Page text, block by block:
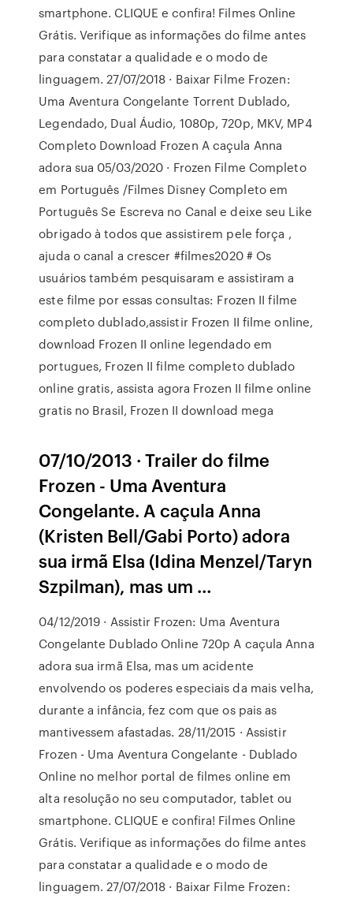
smartphone. CLIQUE e confira! Filmes Online
Grátis. Verifique as informações do filme antes
para constatar a qualidade e o modo de
linguagem. 27/07/2018 · Baixar Filme Frozen:
Uma Aventura Congelante Torrent Dublado,
Legendado, Dual Áudio, 1080p, 720p, MKV, MP4
Completo Download Frozen A caçula Anna
adora sua 05/03/2020 · Frozen Filme Completo
em Português /Filmes Disney Completo em
Português Se Escreva no Canal e deixe seu Like
obrigado à todos que assistirem pele força ,
ajuda o canal a crescer #filmes2020 # Os
usuários também pesquisaram e assistiram a
este filme por essas consultas: Frozen II filme
completo dublado,assistir Frozen II filme online,
download Frozen II online legendado em
portugues, Frozen II filme completo dublado
online gratis, assista agora Frozen II filme online
gratis no Brasil, Frozen II download mega
07/10/2013 · Trailer do filme
Frozen - Uma Aventura
Congelante. A caçula Anna
(Kristen Bell/Gabi Porto) adora
sua irmã Elsa (Idina Menzel/Taryn
Szpilman), mas um …
04/12/2019 · Assistir Frozen: Uma Aventura
Congelante Dublado Online 720p A caçula Anna
adora sua irmã Elsa, mas um acidente
envolvendo os poderes especiais da mais velha,
durante a infância, fez com que os pais as
mantivessem afastadas. 28/11/2015 · Assistir
Frozen - Uma Aventura Congelante - Dublado
Online no melhor portal de filmes online em
alta resolução no seu computador, tablet ou
smartphone. CLIQUE e confira! Filmes Online
Grátis. Verifique as informações do filme antes
para constatar a qualidade e o modo de
linguagem. 27/07/2018 · Baixar Filme Frozen: